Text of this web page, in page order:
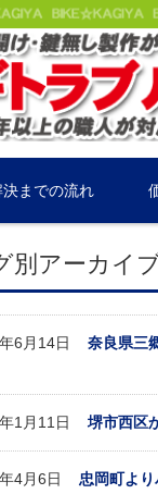
決までの流れ
別アーカイ
6月14日 奈良県三
1月11日 堺市西区
4月6日 忠岡町より